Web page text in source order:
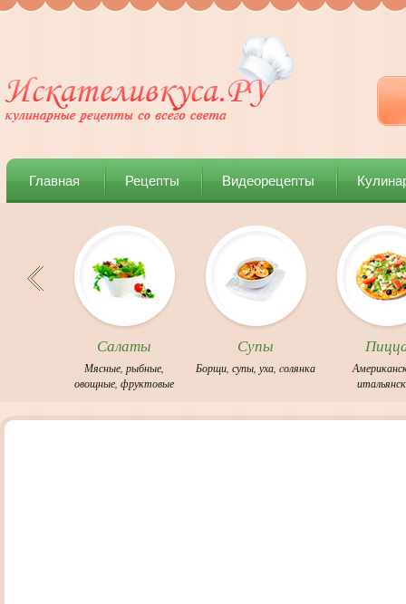
Главная Рецепты Видеорецепты
Салаты
Мясные ,рыбные
овощные ,фруктовые
Супы
Борщи ,супы ,уха ,cолянка